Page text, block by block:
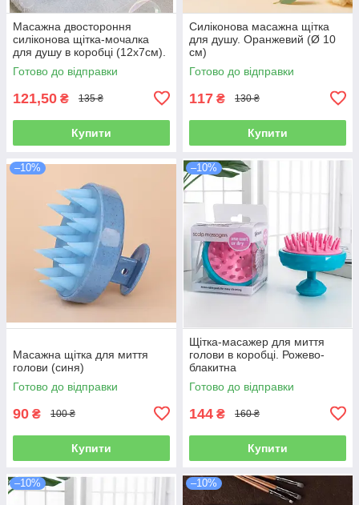
Масажна двостороння
силіконова щітка-мочалка
для душу в коробці (12х7см).
Блакитна
Готово до відправки
121,50 ₴ 135 ₴
Купити
Силіконова масажна щітка
для душу. Оранжевий (Ø 10
см)
Готово до відправки
117 ₴ 130 ₴
Купити
–10%
Масажна щітка для миття
голови (синя)
Готово до відправки
90 ₴ 100 ₴
Купити
–10%
Щітка-масажер для миття
голови в коробці. Рожево-
блакитна
Готово до відправки
144 ₴ 160 ₴
Купити
–10% –10%